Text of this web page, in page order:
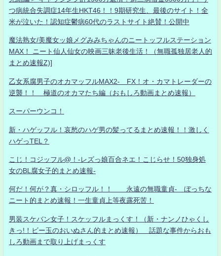
つ病統合失調症14年生HKT46！！9期研究生、最後のサイト！全
米が泣いた！認知症鬱病60代のラストサイト絶賛！公開中
魔法熟女/美魔女ッ娘メグみみちゃんのニートッフルステーション
MAX！ ニート仙人仙女の映画三昧老後生活！（無職孤独居老人的
まとめ速報Z)]
乙女系腐男子のオカマッフルMAX2- FX！オ・カマトレーダーの
逆襲！！ 極道のオカマたち編（おもしろ動画まとめ速報）
スーパーウンコ！
新・ハゲッフル！哀愁のハゲ男の髪ってるまとめ速報！！激しく
ハゲっTEL？
こじ！コジッフル@！-レズっ娘百合ネエ！こじらせ！50独身処
女のBL腐女子的まとめ速報-
何だ！何が？真・シロッフル！！ 永遠の無職童貞- ぼっちな
ニート的まとめ速報！一生童貞上等夜露死苦！
男装スケバン女子！スケッフルまっくす！（新・ナンノひゃくし
きっ!！ビー玉のおいぬさん的まとめ速報） 話題な事件からおも
しろ動画まで取り上げまっくす